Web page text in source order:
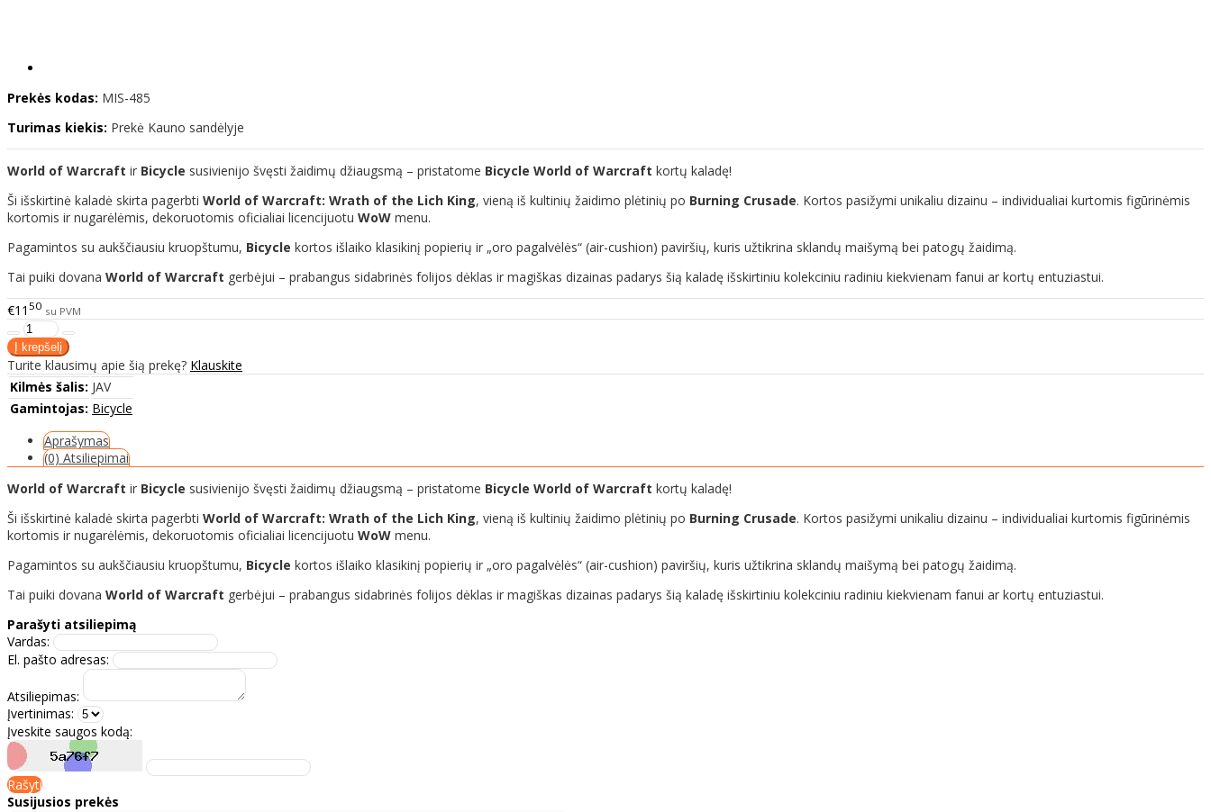
Prekės kodas: MIS-485
Turimas kiekis: Prekė Kauno sandėlyje
World of Warcraft ir Bicycle susivienijo švęsti žaidimų džiaugsmą – pristatome Bicycle World of Warcraft kortų kaladę!
Ši išskirtinė kaladė skirta pagerbti World of Warcraft: Wrath of the Lich King, vieną iš kultinių žaidimo plėtinių po Burning Crusade. Kortos pasižymi unikaliu dizainu – individualiai kurtomis figūrinėmis
kortomis ir nugarėlėmis, dekoruotomis oficialiai licencijuotu WoW menu.
Pagamintos su aukščiausiu kruopštumu, Bicycle kortos išlaiko klasikinį popierių ir „oro pagalvėlės“ (air-cushion) paviršių, kuris užtikrina sklandų maišymą bei patogų žaidimą.
Tai puiki dovana World of Warcraft gerbėjui – prabangus sidabrinės folijos dėklas ir magiškas dizainas padarys šią kaladę išskirtiniu kolekciniu radiniu kiekvienam fanui ar kortų entuziastui.
€11 50 su PVM
Turite klausimų apie šią prekę? Klauskite
Kilmės šalis: JAV
Gamintojas: Bicycle
Aprašymas
(0) Atsiliepimai
World of Warcraft ir Bicycle susivienijo švęsti žaidimų džiaugsmą – pristatome Bicycle World of Warcraft kortų kaladę!
Ši išskirtinė kaladė skirta pagerbti World of Warcraft: Wrath of the Lich King, vieną iš kultinių žaidimo plėtinių po Burning Crusade. Kortos pasižymi unikaliu dizainu – individualiai kurtomis figūrinėmis
kortomis ir nugarėlėmis, dekoruotomis oficialiai licencijuotu WoW menu.
Pagamintos su aukščiausiu kruopštumu, Bicycle kortos išlaiko klasikinį popierių ir „oro pagalvėlės“ (air-cushion) paviršių, kuris užtikrina sklandų maišymą bei patogų žaidimą.
Tai puiki dovana World of Warcraft gerbėjui – prabangus sidabrinės folijos dėklas ir magiškas dizainas padarys šią kaladę išskirtiniu kolekciniu radiniu kiekvienam fanui ar kortų entuziastui.
Parašyti atsiliepimą
Vardas:
El. pašto adresas:
Atsiliepimas:
Įvertinimas:
Įveskite saugos kodą:
Rašyti
Susijusios prekės